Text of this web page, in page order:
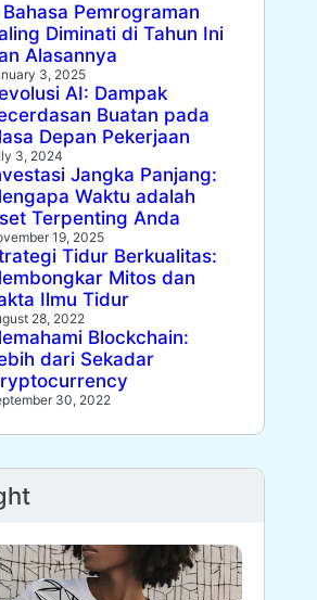
Pemrograman
Diminati di Tahun Ini
Alasannya
3, 2025
AI: Dampak
Buatan pada
Depan Pekerjaan
3, 2024
Jangka Panjang:
Waktu adalah
Terpenting Anda
19, 2025
Tidur Berkualitas:
Mitos dan
Ilmu Tidur
28, 2022
Blockchain:
dari Sekadar
30, 2022